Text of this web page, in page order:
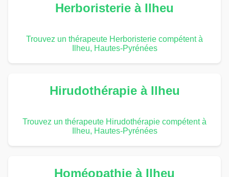
Herboristerie à Ilheu
Trouvez un thérapeute Herboristerie compétent à
Ilheu, Hautes-Pyrénées
Hirudothérapie à Ilheu
Trouvez un thérapeute Hirudothérapie compétent à
Ilheu, Hautes-Pyrénées
Homéopathie à Ilheu